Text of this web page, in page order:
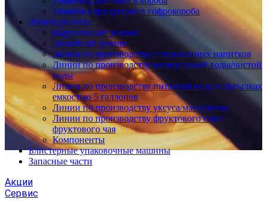
Упаковка продукции в гофрокороба
Линии розлива
Карусельный розлив
Линейный розлив
Линии по производству газированных напитков
Линии по производству минеральной воды/чистой
воды
Линии по производству питьевой воды в бутылках
емкостью 5 галлонов
Линии по производству уксуса/масла/вина
Линии по производству фруктового сока/
фруктового чая
Компоненты
Блистерные упаковочные машины
Запасные части
Акции
Сервис